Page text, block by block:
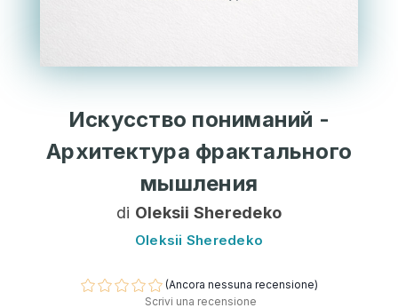
Искусство пониманий -
Архитектура фрактального
мышления
di Oleksii Sheredeko
Oleksii Sheredeko
(Ancora nessuna recensione)
Scrivi una recensione